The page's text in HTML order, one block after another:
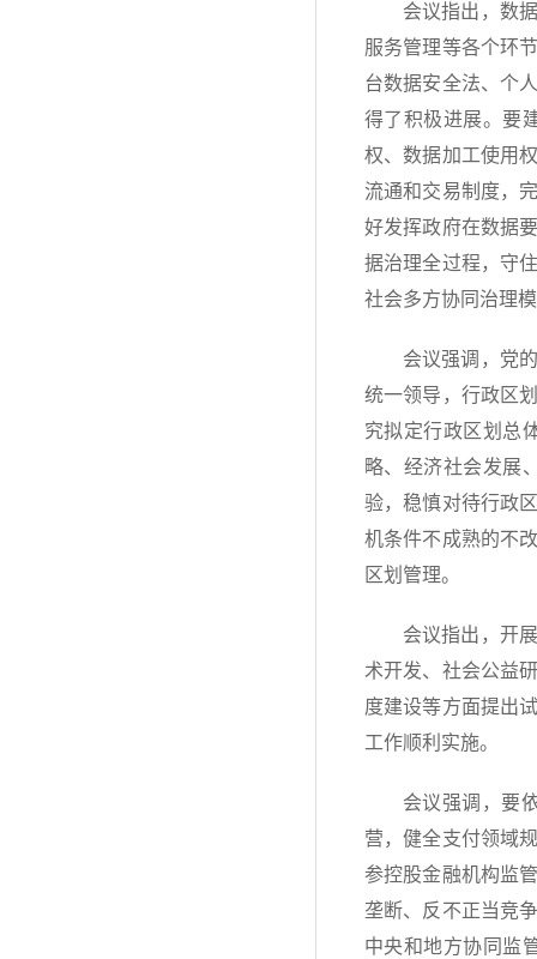
会议指出，数
服务管理等各个环
台数据安全法、个
得了积极进展。要
权、数据加工使用
流通和交易制度，
好发挥政府在数据
据治理全过程，守
社会多方协同治理
会议强调，党
统一领导，行政区
究拟定行政区划总
略、经济社会发展
验，稳慎对待行政
机条件不成熟的不
区划管理。
会议指出，开
术开发、社会公益
度建设等方面提出
工作顺利实施。
会议强调，要
营，健全支付领域
参控股金融机构监
垄断、反不正当竞
中央和地方协同监